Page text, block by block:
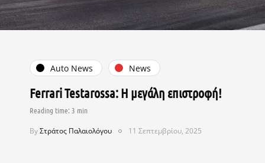
Auto News News
Ferrari Testarossa: Η μεγάλη επιστροφή!
ByΣτράτος Παλαιολόγου 11 Σεπτεμβρίου, 2025